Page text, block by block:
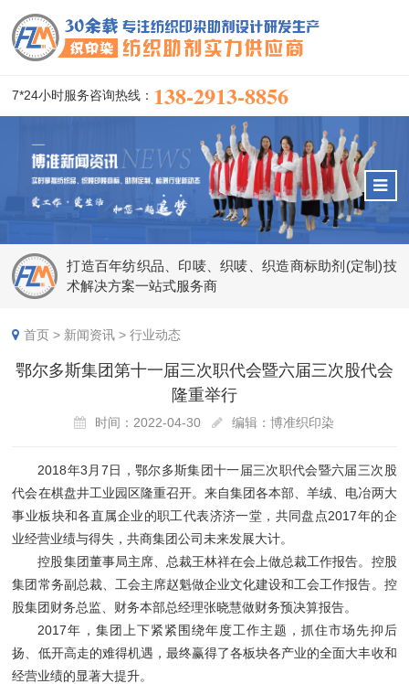
7*24小时服务咨询热线： 138-2913-8856
打造百年纺织品、印唛、织唛、织造商标助剂(定制)技
术解决方案一站式服务商
首页 > 新闻资讯 >行业动态
鄂尔多斯集团第十一届三次职代会暨六届三次股代会
隆重举行
时间：2022-04-30 编辑：博准织印染
2018年3月7日，鄂尔多斯集团十一届三次职代会暨六届三次股
代会在棋盘井工业园区隆重召开。来自集团各本部、羊绒、电冶两大
事业板块和各直属企业的职工代表济济一堂，共同盘点2017年的企
业经营业绩与得失，共商集团公司未来发展大计。
控股集团董事局主席、总裁王林祥在会上做总裁工作报告。控股
集团常务副总裁、工会主席赵魁做企业文化建设和工会工作报告。控
股集团财务总监、财务本部总经理张晓慧做财务预决算报告。
2017年，集团上下紧紧围绕年度工作主题，抓住市场先抑后
扬、低开高走的难得机遇，最终赢得了各板块各产业的全面大丰收和
经营业绩的显著大提升。